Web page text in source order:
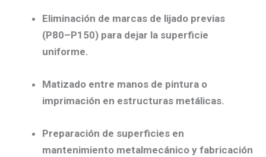
Eliminación de marcas de lijado previas
(P80–P150) para dejar la superficie
uniforme.
Matizado entre manos de pintura o
imprimación en estructuras metálicas.
Preparación de superficies en
mantenimiento metalmecánico y fabricación